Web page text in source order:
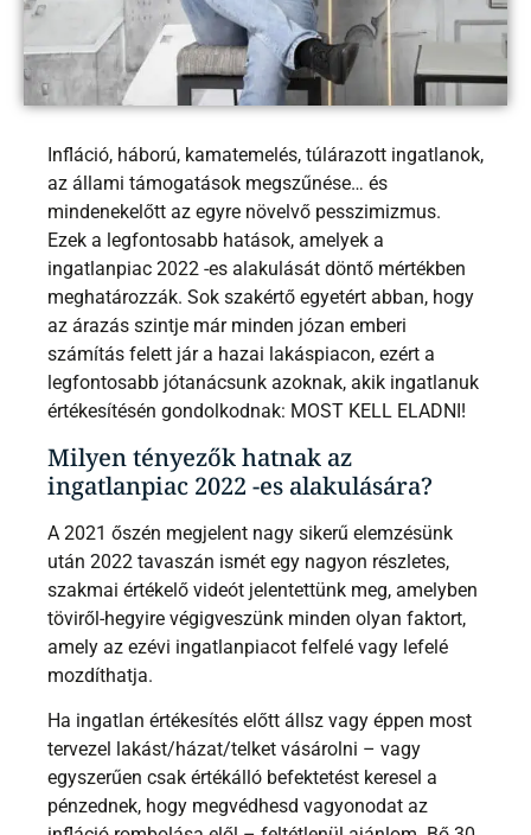
Infláció, háború, kamatemelés, túlárazott ingatlanok,
az állami támogatások megszűnése… és
mindenekelőtt az egyre növelvő pesszimizmus.
Ezek a legfontosabb hatások, amelyek a
ingatlanpiac 2022 -es alakulását döntő mértékben
meghatározzák. Sok szakértő egyetért abban, hogy
az árazás szintje már minden józan emberi
számítás felett jár a hazai lakáspiacon, ezért a
legfontosabb jótanácsunk azoknak, akik ingatlanuk
értékesítésén gondolkodnak: MOST KELL ELADNI!
Milyen tényezők hatnak az
ingatlanpiac 2022 -es alakulására?
A 2021 őszén megjelent nagy sikerű elemzésünk
után 2022 tavaszán ismét egy nagyon részletes,
szakmai értékelő videót jelentettünk meg, amelyben
töviről-hegyire végigveszünk minden olyan faktort,
amely az ezévi ingatlanpiacot felfelé vagy lefelé
mozdíthatja.
Ha ingatlan értékesítés előtt állsz vagy éppen most
tervezel lakást/házat/telket vásárolni – vagy
egyszerűen csak értékálló befektetést keresel a
pénzednek, hogy megvédhesd vagyonodat az